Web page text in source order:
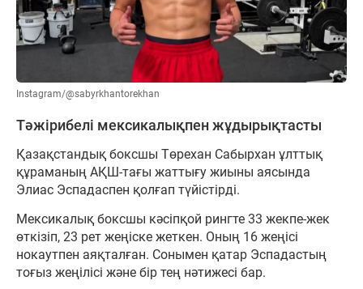
Instagram/@sabyrkhantorekhan
Тәжірибелі мексикалықпен жұдырықтасты
Қазақстандық боксшы Төрехан Сабырхан ұлттық
құраманың АҚШ-тағы жаттығу жиыны аясында
Элиас Эспадаспен қолғап түйістірді.
Мексикалық боксшы кәсіпқой рингте 33 жекпе-жек
өткізіп, 23 рет жеңіске жеткен. Оның 16 жеңісі
нокаутпен аяқталған. Сонымен қатар Эспадастың
тоғыз жеңілісі және бір тең нәтижесі бар.